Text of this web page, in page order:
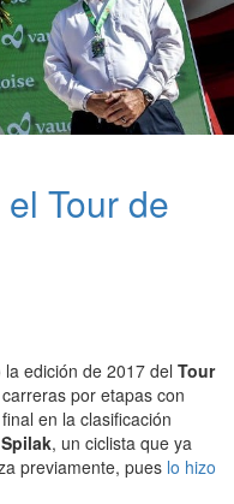
Tour de
edición de 2017 del Tour
por etapas con
en la clasificación
, un ciclista que ya
previamente, pues lo hizo